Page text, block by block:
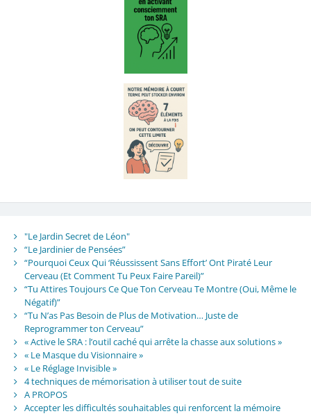
"Le Jardin Secret de Léon"
“Le Jardinier de Pensées”
“Pourquoi Ceux Qui ‘Réussissent Sans Effort’ Ont Piraté Leur
Cerveau (Et Comment Tu Peux Faire Pareil)”
“Tu Attires Toujours Ce Que Ton Cerveau Te Montre (Oui, Même le
Négatif)”
“Tu N’as Pas Besoin de Plus de Motivation… Juste de
Reprogrammer ton Cerveau”
« Active le SRA : l’outil caché qui arrête la chasse aux solutions »
« Le Masque du Visionnaire »
« Le Réglage Invisible »
4 techniques de mémorisation à utiliser tout de suite
A PROPOS
Accepter les difficultés souhaitables qui renforcent la mémoire